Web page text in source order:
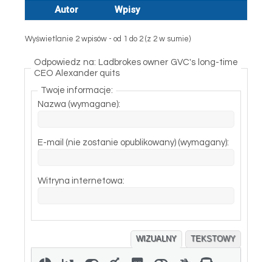
Autor Wpisy
Wyświetlanie 2 wpisów - od 1 do 2 (z 2 w sumie)
Odpowiedz na: Ladbrokes owner GVC's long-time
CEO Alexander quits
Twoje informacje:
Nazwa (wymagane):
E-mail (nie zostanie opublikowany) (wymagany):
Witryna internetowa:
WIZUALNY TEKSTOWY